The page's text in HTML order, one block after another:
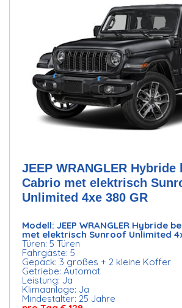
JEEP WRANGLER Hybride
Cabrio met elektrisch
Unlimited 4xe 380 GR
Modell: JEEP WRANGLER Hybride
met elektrisch Sunroof Unlimited
Türen: 5 Türen
Fahrgäste: 5
Gepäck: 3 großes + 2 kleine Koffer
Getriebe: Automat
Leistung: Ja
Klimaanlage: Ja
Mindestalter: 25 Jahre